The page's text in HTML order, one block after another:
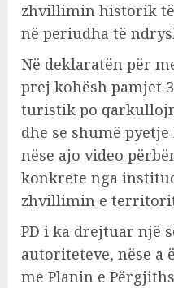
zhvillimin historik
në periudha të
Në deklaratën për
prej kohësh pamjet
turistik po
dhe se shumë
nëse ajo video
konkrete nga
zhvillimin e
PD i ka drejtuar një
autoriteteve, nëse a
me Planin e